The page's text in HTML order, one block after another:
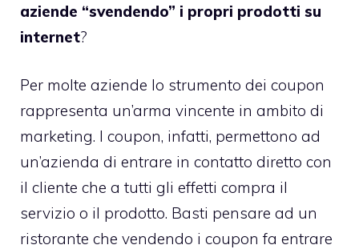
aziende “svendendo” i propri prodotti su
internet?
Per molte aziende lo strumento dei coupon
rappresenta un’arma vincente in ambito di
marketing. I coupon, infatti, permettono ad
un’azienda di entrare in contatto diretto con
il cliente che a tutti gli effetti compra il
servizio o il prodotto. Basti pensare ad un
ristorante che vendendo i coupon fa entrare